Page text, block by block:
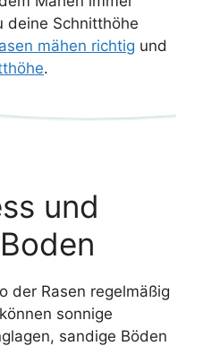
deine Schnitthöhe
mähen richtig und
.
und
der Rasen regelmäßig
sonnige
sandige Böden